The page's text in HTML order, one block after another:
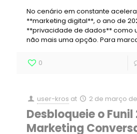
No cenário em constante
**marketing digital**, o ano de
**privacidade de dados** como
não mais uma opção. Para
0
user-kros at 2 de março
Desbloqueie o Funil
Marketing